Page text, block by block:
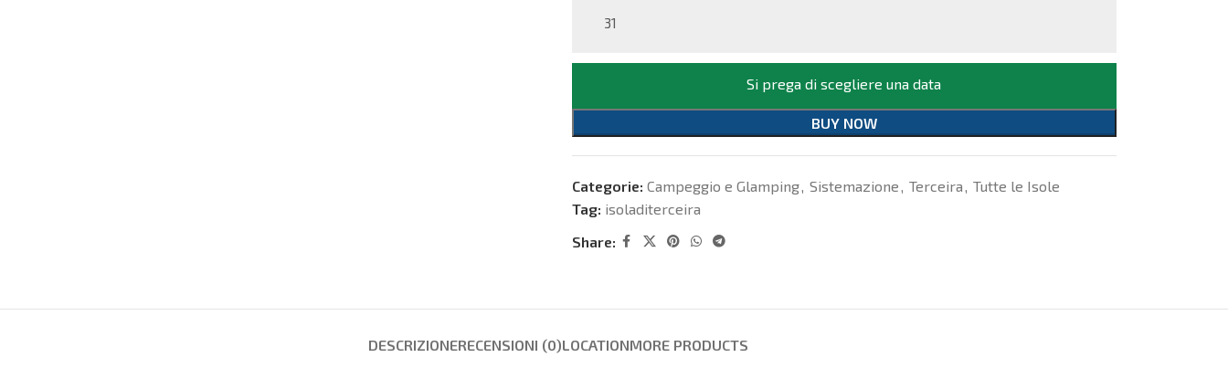
31
Si prega di scegliere una data
BUY NOW
Categorie: Campeggio e Glamping, Sistemazione, Terceira, Tutte le Isole
Tag: isoladiterceira
Share:
DESCRIZIONERECENSIONI (0)LOCATIONMORE PRODUCTS